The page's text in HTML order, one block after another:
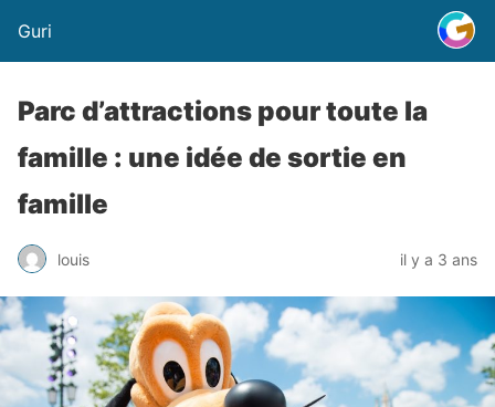
Guri
Parc d’attractions pour toute la
famille : une idée de sortie en
famille
louis il y a 3 ans